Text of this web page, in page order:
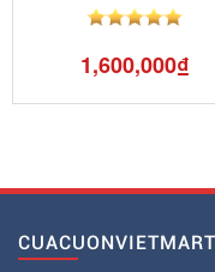
1,600,000₫